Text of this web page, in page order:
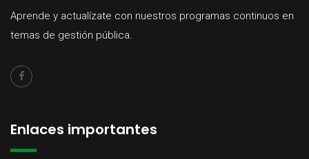
Aprende y actualízate con nuestros programas continuos en
temas de gestión pública.
Enlaces importantes